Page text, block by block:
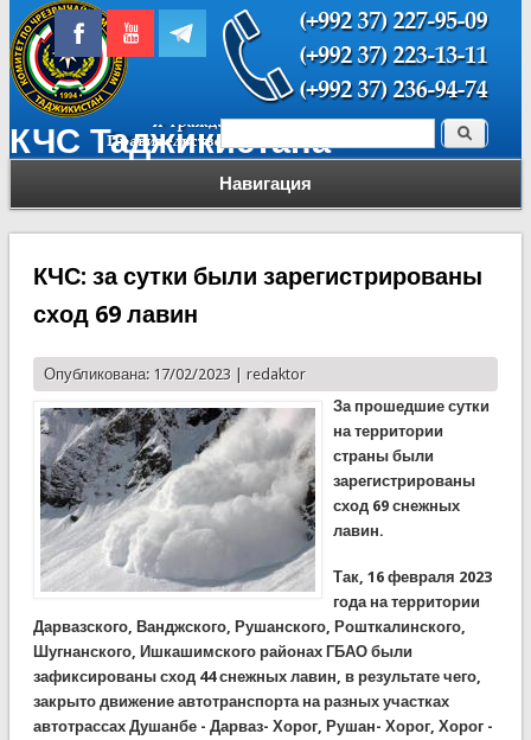
КЧС Таджикистана
Навигация
Форма поиска Поиск
КЧС: за сутки были зарегистрированы
сход 69 лавин
Опубликована: 17/02/2023 | redaktor
За прошедшие сутки
на территории
страны были
зарегистрированы
сход 69 снежных
лавин.
Так, 16 февраля 2023
года на территории
Дарвазского, Ванджского, Рушанского, Рошткалинского,
Шугнанского, Ишкашимского районах ГБАО были
зафиксированы сход 44 снежных лавин, в результате чего,
закрыто движение автотранспорта на разных участках
автотрассах Душанбе - Дарваз- Хорог, Рушан- Хорог, Хорог -